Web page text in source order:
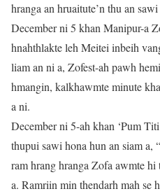
hranga an hruaitute’n thu an
December ni 5 khan Manipur-a
hnahthlakte leh Meitei inbeih
liam an ni a, Zofest-ah pawh
hmangin, kalkhawmte minute
a ni.
December ni 5-ah khan ‘Pum
thupui sawi hona hun an siam a,
ram hrang hranga Zofa awmte
a. Ramriin min thendarh mah se